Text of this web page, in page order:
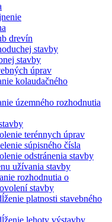
drevín
stavby
stavby
úprav
kolaudačného
územného rozhodnutia
terénnych úprav
súpisného čísla
odstránenia stavby
užívania stavby
rozhodnutia o
stavby
platnosti stavebného
lehoty výstavby